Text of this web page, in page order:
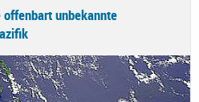
unbekannte